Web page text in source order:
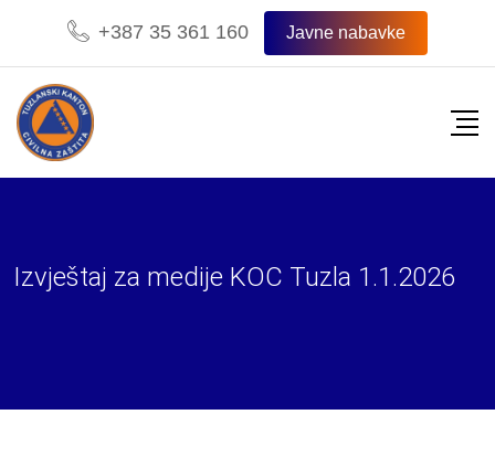
content
+387 35 361 160 Javne nabavke
Izvještaj za medije KOC Tuzla 1.1.2026